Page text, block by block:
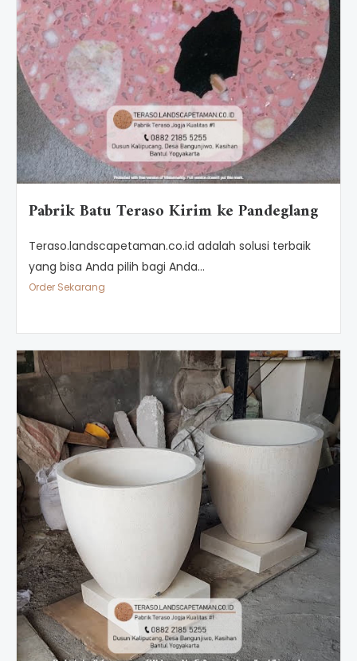
Pabrik Batu Teraso Kirim ke Pandeglang
Teraso.landscapetaman.co.id adalah solusi terbaik
yang bisa Anda pilih bagi Anda...
Order Sekarang